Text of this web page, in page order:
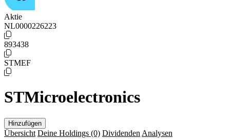
Aktie
NL0000226223
893438
STMEF
STMicroelectronics
Hinzufügen
Übersicht Deine Holdings (0) Dividenden Analysen